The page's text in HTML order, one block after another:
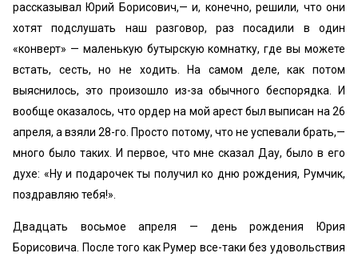
рассказывал Юрий Борисович,— и, конечно, решили, что они
хотят подслушать наш разговор, раз посадили в один
«конверт» — маленькую бутырскую комнатку, где вы можете
встать, сесть, но не ходить. На самом деле, как потом
выяснилось, это произошло из-за обычного беспорядка. И
вообще оказалось, что ордер на мой арест был выписан на 26
апреля, а взяли 28-го. Просто потому, что не успевали брать,—
много было таких. И первое, что мне сказал Дау, было в его
духе: «Ну и подарочек ты получил ко дню рождения, Румчик,
поздравляю тебя!».
Двадцать восьмое апреля — день рождения Юрия
Борисовича. После того как Румер все-таки без удовольствия